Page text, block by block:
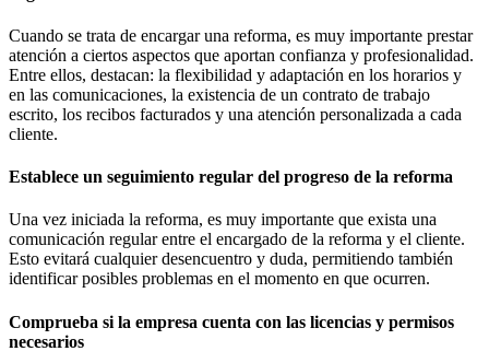
Cuando se trata de encargar una reforma, es muy importante prestar
atención a ciertos aspectos que aportan confianza y profesionalidad.
Entre ellos, destacan: la flexibilidad y adaptación en los horarios y
en las comunicaciones, la existencia de un contrato de trabajo
escrito, los recibos facturados y una atención personalizada a cada
cliente.
Establece un seguimiento regular del progreso de la reforma
Una vez iniciada la reforma, es muy importante que exista una
comunicación regular entre el encargado de la reforma y el cliente.
Esto evitará cualquier desencuentro y duda, permitiendo también
identificar posibles problemas en el momento en que ocurren.
Comprueba si la empresa cuenta con las licencias y permisos
necesarios